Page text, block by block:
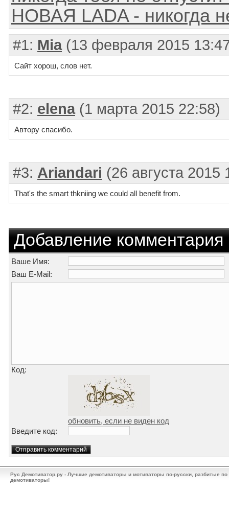
НОВАЯ LADA - никогда
#1: Mia(13 февраля 2015
Сайт хорош, слов нет.
#2: elena(1 марта 2015 22:58)
Автору спасибо.
#3: Ariandari (26 августа 2015
That's the smart thkniing we could all benefit from.
Добавление комментария
Ваше Имя:
Ваш E-Mail:
Код:
обновить, если не виден код
Введите код:
Рус Демотиватор.ру - Лучшие демотиваторы и мотиваторы по-русски, разбитые
демотиваторы!